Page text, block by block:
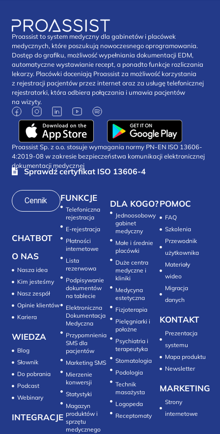
Proassist to system medyczny dla gabinetów i placówek
medycznych, które poszukują nowoczesnego oprogramowania.
Dostęp do grafiku, możliwość wypełniania dokumentacji EDM,
automatyczne wystawianie recept, a ponadto funkcje rozliczania
lekarzy. Placówki doceniają Proassist za możliwość korzystania
z rejestracji pacjentów przez internet oraz za usługę telefonicznej
rejestratorki, która odbiera połączania i umawia pacjentów
na wizyty.
Proassist Sp. z o.o. stosuje wymagania normy PN-EN ISO 13606-
4:2019-08 w zakresie bezpieczeństwa komunikacji elektronicznej
dokumentacji medycznej
Sprawdź certyfikat ISO 13606-4
Cennik
CHATBOT
O NAS
Nasza idea
Kim jesteśmy
Nasz zespół
Opinie klientów
Kariera
WIEDZA
Blog
Słownik
Do pobrania
Podcast
Webinary
INTEGRACJE
FUNKCJE
Telefoniczna
rejestracja
E-rejestracja
Płatności
internetowe
Lista
rezerwowa
Podpisywanie
dokumentów
na tablecie
Elektroniczna
Dokumentacja
Medyczna
Przypomnienia
SMS dla
pacjentów
Marketing SMS
Mierzenie
konwersji‎
Statystyki
Magazyn
produktów i
sprzętu
medycznego
DLA KOGO?
Jednoosobowy
gabinet
medyczny
Małe i średnie
placówki
Duże centra
medyczne i
kliniki
Medycyna
estetyczna
Fizjoterapia
Pielęgniarki i
położne
Psychiatria i
terapeutyka
Stomatologia
Technik
masażysta
Logopeda
POMOC
FAQ
Szkolenia
Przewodnik
użytkownika
Materiały
wideo
Migracja
danych
KONTAKT
Prezentacja
systemu
Mapa produktu
Newsletter
MARKETING
Strony
internetowe